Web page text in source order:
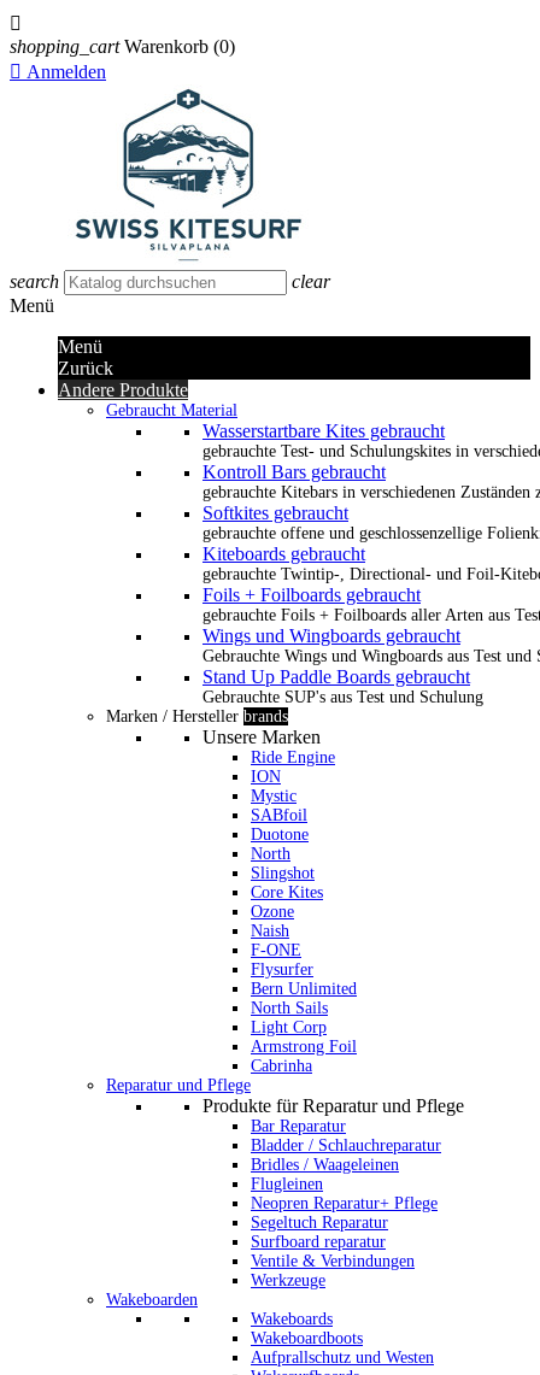

shopping_cart Warenkorb (0)
 Anmelden
search
clear
Menü
Menü
Zurück
Andere Produkte
Gebraucht Material
Wasserstartbare Kites gebraucht
gebrauchte Test- und Schulungskites in
Kontroll Bars gebraucht
gebrauchte Kitebars in verschiedenen Zuständen
Softkites gebraucht
gebrauchte offene und geschlossenzellige
Kiteboards gebraucht
gebrauchte Twintip-, Directional- und Foil-
Foils + Foilboards gebraucht
gebrauchte Foils + Foilboards aller Arten aus
Wings und Wingboards gebraucht
Gebrauchte Wings und Wingboards aus Test und
Stand Up Paddle Boards gebraucht
Gebrauchte SUP's aus Test und Schulung
Marken / Hersteller brands
Unsere Marken
Ride Engine
ION
Mystic
SABfoil
Duotone
North
Slingshot
Core Kites
Ozone
Naish
F-ONE
Flysurfer
Bern Unlimited
North Sails
Light Corp
Armstrong Foil
Cabrinha
Reparatur und Pflege
Produkte für Reparatur und Pflege
Bar Reparatur
Bladder / Schlauchreparatur
Bridles / Waageleinen
Flugleinen
Neopren Reparatur+ Pflege
Segeltuch Reparatur
Surfboard reparatur
Ventile & Verbindungen
Werkzeuge
Wakeboarden
Wakeboards
Wakeboardboots
Aufprallschutz und Westen